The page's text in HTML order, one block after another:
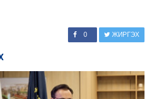
0 ЖИРГЭХ